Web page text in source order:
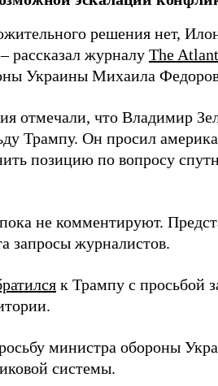
решения нет,
рассказал журналу The
Украины Михаила
отмечали, что Владимир
Трампу. Он просил
позицию по вопросу
не комментируют.
запросы журналистов.
к Трампу с просьбой
министра обороны
системы.